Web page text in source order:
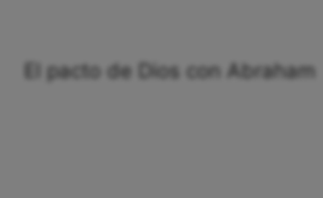
El pacto de Dios con Abraham